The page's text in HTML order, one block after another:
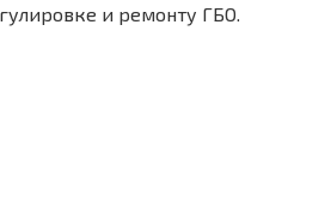
и ремонту ГБО.